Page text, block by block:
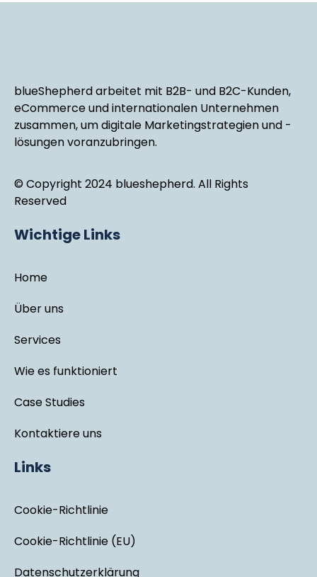
blueShepherd arbeitet mit B2B- und B2C-Kunden,
eCommerce und internationalen Unternehmen
zusammen, um digitale Marketingstrategien und -
lösungen voranzubringen.
© Copyright 2024 blueshepherd. All Rights
Reserved
Wichtige Links
Home
Über uns
Services
Wie es funktioniert
Case Studies
Kontaktiere uns
Links
Cookie-Richtlinie
Cookie-Richtlinie (EU)
Datenschutzerklärung